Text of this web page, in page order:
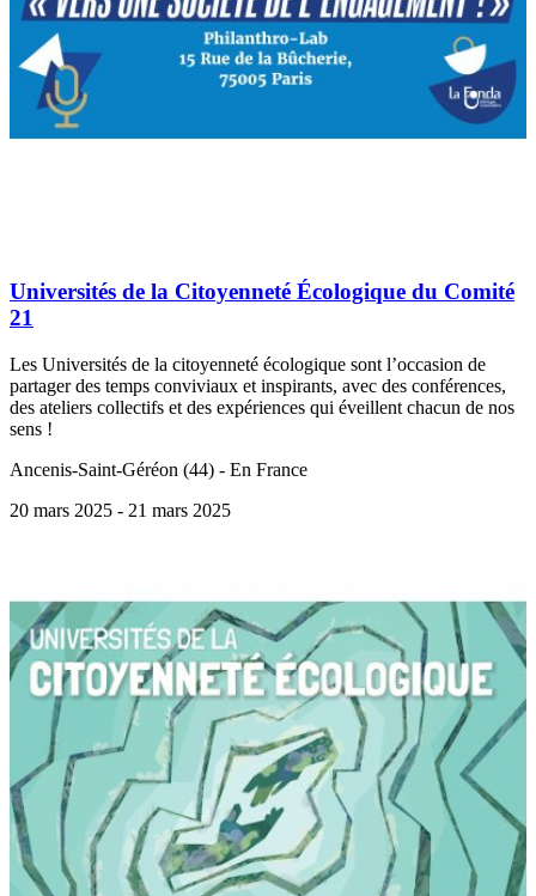
Universités de la Citoyenneté Écologique du Comité
21
Les Universités de la citoyenneté écologique sont l’occasion de
partager des temps conviviaux et inspirants, avec des conférences,
des ateliers collectifs et des expériences qui éveillent chacun de nos
sens !
Ancenis-Saint-Géréon (44) - En France
20 mars 2025 - 21 mars 2025